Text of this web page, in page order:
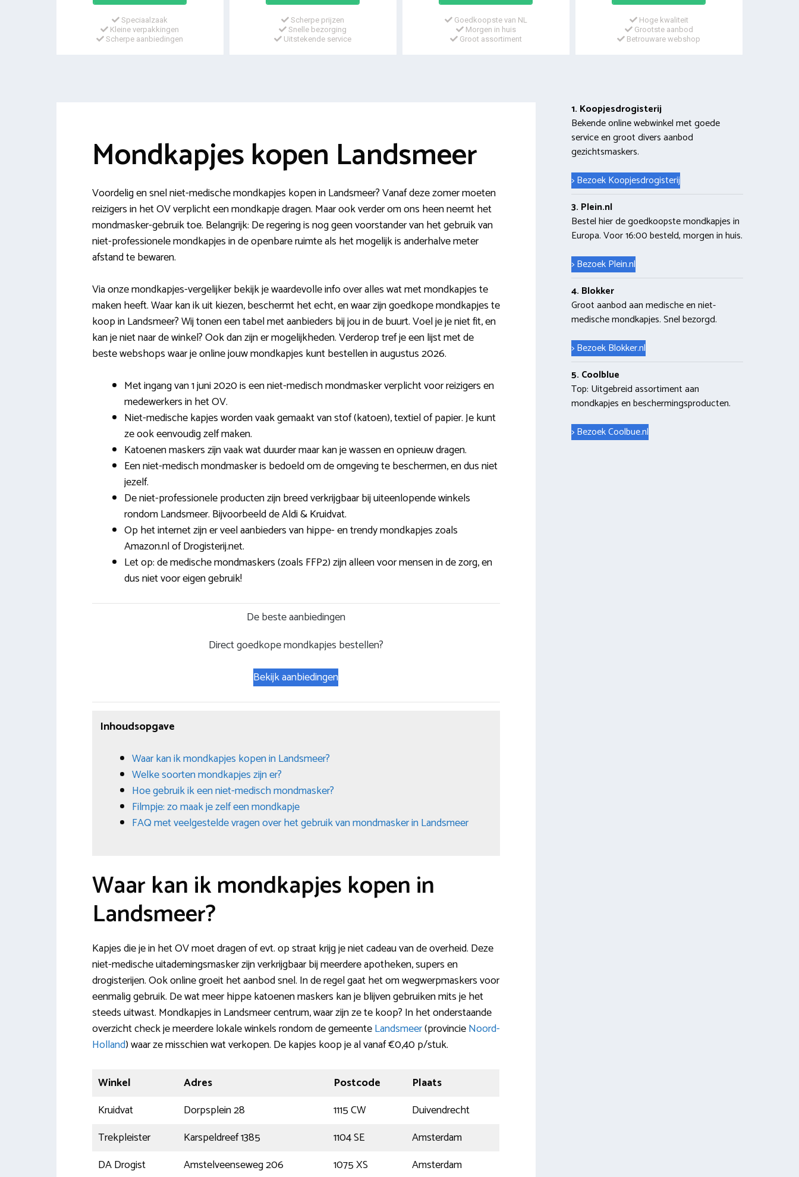
Speciaalzaak
Kleine verpakkingen
Scherpe aanbiedingen
Scherpe prijzen
Snelle bezorging
Uitstekende service
Goedkoopste van NL
Morgen in huis
Groot assortiment
Hoge kwaliteit
Grootste aanbod
Betrouware webshop
Mondkapjes kopen Landsmeer
Voordelig en snel niet-medische mondkapjes kopen in Landsmeer? Vanaf deze zomer moeten
reizigers in het OV verplicht een mondkapje dragen. Maar ook verder om ons heen neemt het
mondmasker-gebruik toe. Belangrijk: De regering is nog geen voorstander van het gebruik van
niet-professionele mondkapjes in de openbare ruimte als het mogelijk is anderhalve meter
afstand te bewaren.
Via onze mondkapjes-vergelijker bekijk je waardevolle info over alles wat met mondkapjes te
maken heeft. Waar kan ik uit kiezen, beschermt het echt, en waar zijn goedkope mondkapjes te
koop in Landsmeer? Wij tonen een tabel met aanbieders bij jou in de buurt. Voel je je niet fit, en
kan je niet naar de winkel? Ook dan zijn er mogelijkheden. Verderop tref je een lijst met de
beste webshops waar je online jouw mondkapjes kunt bestellen in augustus 2026.
Met ingang van 1 juni 2020 is een niet-medisch mondmasker verplicht voor reizigers en
medewerkers in het OV.
Niet-medische kapjes worden vaak gemaakt van stof (katoen), textiel of papier. Je kunt
ze ook eenvoudig zelf maken.
Katoenen maskers zijn vaak wat duurder maar kan je wassen en opnieuw dragen.
Een niet-medisch mondmasker is bedoeld om de omgeving te beschermen, en dus niet
jezelf.
De niet-professionele producten zijn breed verkrijgbaar bij uiteenlopende winkels
rondom Landsmeer. Bijvoorbeeld de Aldi & Kruidvat.
Op het internet zijn er veel aanbieders van hippe- en trendy mondkapjes zoals
Amazon.nl of Drogisterij.net.
Let op: de medische mondmaskers (zoals FFP2) zijn alleen voor mensen in de zorg, en
dus niet voor eigen gebruik!
De beste aanbiedingen
Direct goedkope mondkapjes bestellen?
Bekijk aanbiedingen
Inhoudsopgave
Waar kan ik mondkapjes kopen in Landsmeer?
Welke soorten mondkapjes zijn er?
Hoe gebruik ik een niet-medisch mondmasker?
Filmpje: zo maak je zelf een mondkapje
FAQ met veelgestelde vragen over het gebruik van mondmasker in Landsmeer
Waar kan ik mondkapjes kopen in
Landsmeer?
Kapjes die je in het OV moet dragen of evt. op straat krijg je niet cadeau van de overheid. Deze
niet-medische uitademingsmasker zijn verkrijgbaar bij meerdere apotheken, supers en
drogisterijen. Ook online groeit het aanbod snel. In de regel gaat het om wegwerpmaskers voor
eenmalig gebruik. De wat meer hippe katoenen maskers kan je blijven gebruiken mits je het
steeds uitwast. Mondkapjes in Landsmeer centrum, waar zijn ze te koop? In het onderstaande
overzicht check je meerdere lokale winkels rondom de gemeenteLandsmeer(provincieNoord-
Holland) waar ze misschien wat verkopen. De kapjes koop je al vanaf €0,40 p/stuk.
Winkel Adres Postcode
Plaats
Kruidvat
Dorpsplein 28 1115 CW
Duivendrecht
Trekpleister
Karspeldreef 1385 1104 SE
Amsterdam
DA Drogist
Amstelveenseweg 206 1075 XS
Amsterdam
1. Koopjesdrogisterij
Bekende online webwinkel met goede
service en groot divers aanbod
gezichtsmaskers.
> Bezoek Koopjesdrogisterij
3. Plein.nl
Bestel hier de goedkoopste mondkapjes in
Europa. Voor 16:00 besteld, morgen in huis.
> Bezoek Plein.nl
4. Blokker
Groot aanbod aan medische en niet-
medische mondkapjes. Snel bezorgd.
> Bezoek Blokker.nl
5. Coolblue
Top: Uitgebreid assortiment aan
mondkapjes en beschermingsproducten.
> Bezoek Coolbue.nl